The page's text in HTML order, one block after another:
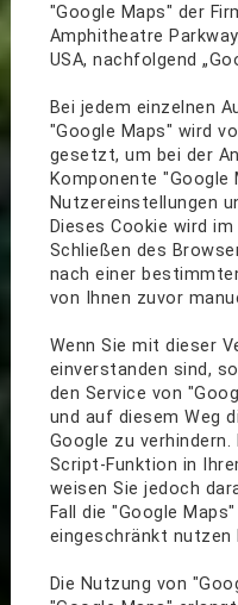
"Google Maps" der
Amphitheatre
USA, nachfolgend
Bei jedem einzelnen
"Google Maps" wird
gesetzt, um bei der
Komponente
Nutzereinstellungen
Dieses Cookie wird
Schließen des
nach einer
von Ihnen zuvor
Wenn Sie mit dieser
einverstanden sind,
den Service von
und auf diesem Weg
Google zu
Script-Funktion in
weisen Sie jedoch
Fall die "Google
eingeschränkt nutzen
Die Nutzung von